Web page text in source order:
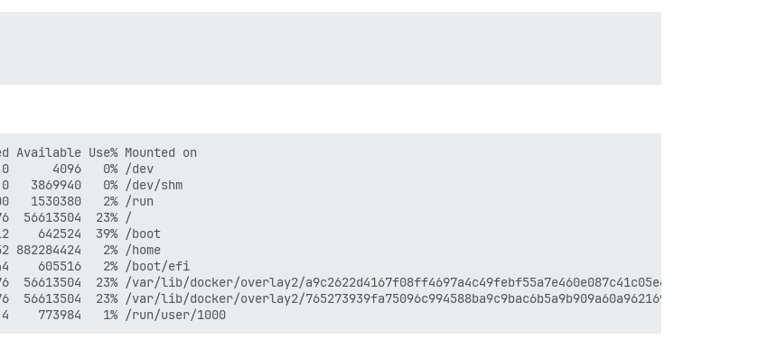
Use% Mounted on
4096   0% /dev
0% /dev/shm
1530380   2% /run
56613504  23% /
642524  39% /boot
882284424   2% /home
605516   2% /boot/efi
23% /var/lib/docker/overlay2/
23% /var/lib/docker/overlay2/